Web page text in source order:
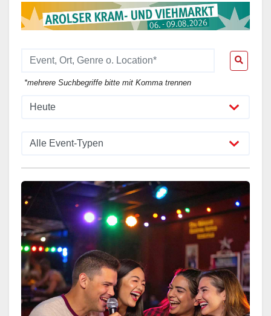
*mehrere Suchbegriffe bitte mit Komma trennen